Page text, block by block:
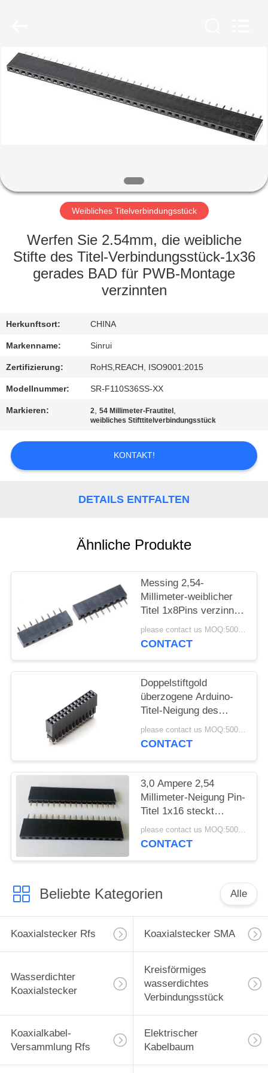
HAUS
PRODUKTE
FABRIK-
AUSFLUG
QUALITÄTSKONTROLLE
MIT
UNS
IN
VERBINDUNG
SIE
EIN
Weibliches Titelverbindungsstück
Werfen Sie 2.54mm, die weibliche
Stifte des Titel-Verbindungsstück-1x36
gerades BAD für PWB-Montage
verzinnten
Herkunftsort: CHINA
Markenname: Sinrui
Zertifizierung: RoHS,REACH, ISO9001:2015
Modellnummer: SR-F110S36SS-XX
Markieren: 2,54 Millimeter-Frautitel ,
weibliches Stifttitelverbindungsstück
KONTAKT!
DETAILS ENTFALTEN
Ähnliche Produkte
Messing 2,54-
Millimeter-weiblicher
Titel 1x8Pins verzinnte
geraden PWB Pin-Titel please contact us MOQ:5000pcs
CONTACT
Doppelstiftgold
überzogene Arduino-
Titel-Neigung des
reihen-weibliches Titel-
Verbindungsstück-2x13
please contact us MOQ:5000pcs
CONTACT
3,0 Ampere 2,54
Millimeter-Neigung Pin-
Titel 1x16 steckt
einzelnen Reihe Pin-
Titel fest
please contact us MOQ:5000pcs
CONTACT
Beliebte Kategorien Alle
Koaxialstecker Rfs Koaxialstecker SMA
Wasserdichter
Koaxialstecker
Kreisförmiges
wasserdichtes
Verbindungsstück
Koaxialkabel-
Versammlung Rfs
Elektrischer
Kabelbaum